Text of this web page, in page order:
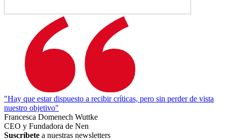
"Hay que estar dispuesto a recibir críticas, pero sin perder de vista
nuestro objetivo"
Francesca Domenech Wuttke
CEO y Fundadora de Nen
Suscríbete a nuestras newsletters